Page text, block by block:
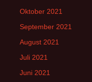
Oktober 2021
September 2021
August 2021
Juli 2021
Juni 2021